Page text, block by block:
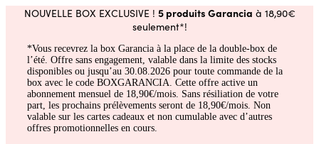
NOUVELLE BOX EXCLUSIVE ! 5 produits Garancia à 18,90€
seulement*!
*Vous recevrez la box Garancia à la place de la double-box de
l’été. Offre sans engagement, valable dans la limite des stocks
disponibles ou jusqu’au 30.08.2026 pour toute commande de la
box avec le code BOXGARANCIA. Cette offre active un
abonnement mensuel de 18,90€/mois. Sans résiliation de votre
part, les prochains prélèvements seront de 18,90€/mois. Non
valable sur les cartes cadeaux et non cumulable avec d’autres
offres promotionnelles en cours.